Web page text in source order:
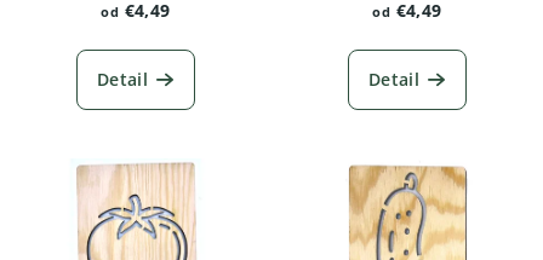
od €4,49
Detail
Kukurica
od €4,49
Detail